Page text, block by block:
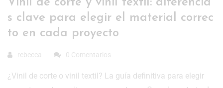
Vinil de corte y vinil textil: diferencia
s clave para elegir el material correc
to en cada proyecto
rebecca 0 Comentarios
¿Vinil de corte o vinil textil? La guía definitiva para elegir